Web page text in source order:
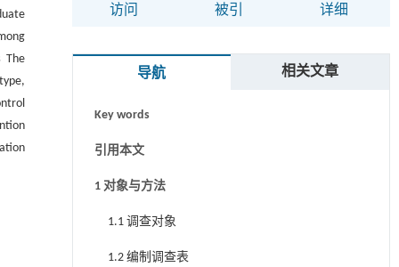
The
访问 被引 详细
导航 相关文章
摘要
Key words
引用本文
1 对象与方法
1.1 调查对象
1.2 编制调查表